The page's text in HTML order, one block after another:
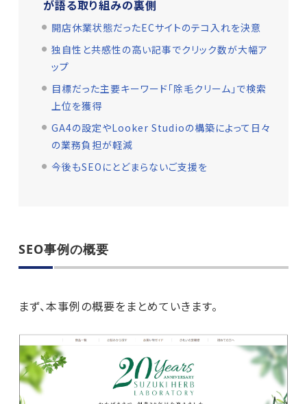
が語る取り組みの裏側
開店休業状態だったECサイトのテコ入れを決意
独自性と共感性の高い記事でクリック数が大幅ア
ップ
目標だった主要キーワード「除毛クリーム」で検索
上位を獲得
GA4の設定やLooker Studioの構築によって日々
の業務負担が軽減
今後もSEOにとどまらないご支援を
SEO事例の概要
まず、本事例の概要をまとめていきます。